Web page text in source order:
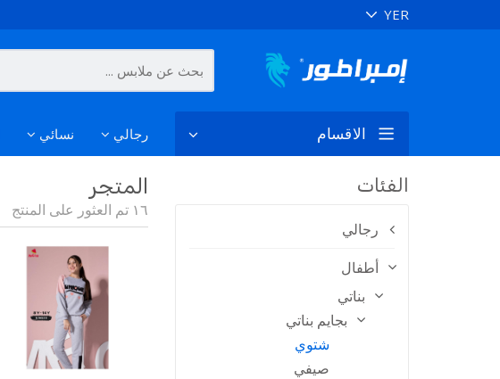
الاقسام رجالي نسائي
الفئات
رجالي
أطفال
بناتي
بجايم بناتي
شتوي
صيفي
المتجر
١٦ تم العثور على المنتج